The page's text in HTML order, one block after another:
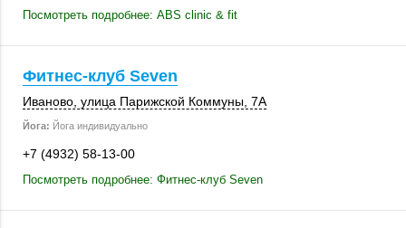
Посмотреть подробнее: ABS clinic & fit
Фитнес-клуб Seven
Иваново , улица Парижской Коммуны, 7А
Йога: Йога индивидуально
+7 (4932) 58-13-00
Посмотреть подробнее: Фитнес-клуб Seven